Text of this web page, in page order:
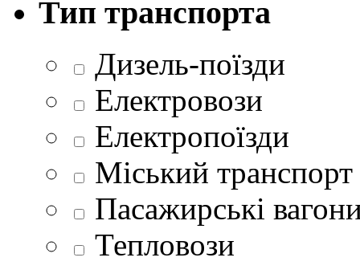
Тип транспорта
Дизель-поїзди
Електровози
Електропоїзди
Міський транспорт
Пасажирські
Тепловози